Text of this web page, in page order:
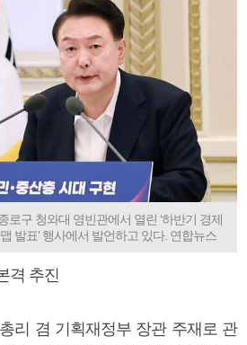
로구 청와대 영빈관에서 열린 ‘하반기 경제
발표’ 행사에서 발언하고 있다. 연합뉴스
격 추진
리 겸 기획재정부 장관 주재로 관